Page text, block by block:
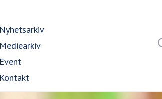
Nyhetsarkiv
Mediearkiv
Event
Kontakt